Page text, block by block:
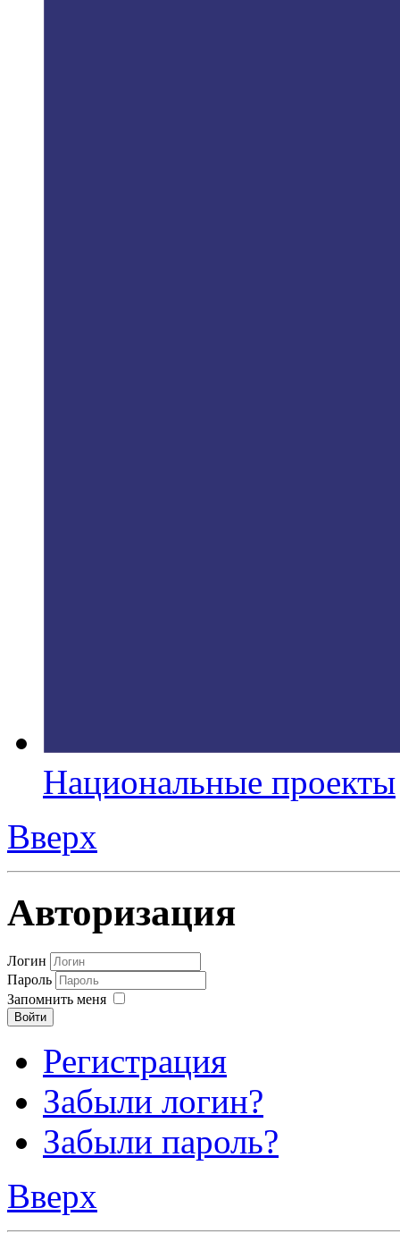
Национальные проекты
Вверх
Авторизация
Логин
Пароль
Запомнить меня
Войти
Регистрация
Забыли логин?
Забыли пароль?
Вверх